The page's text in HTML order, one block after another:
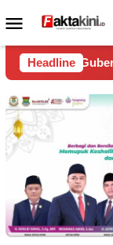
ke
Menu
Mobile
Headline
Bilang